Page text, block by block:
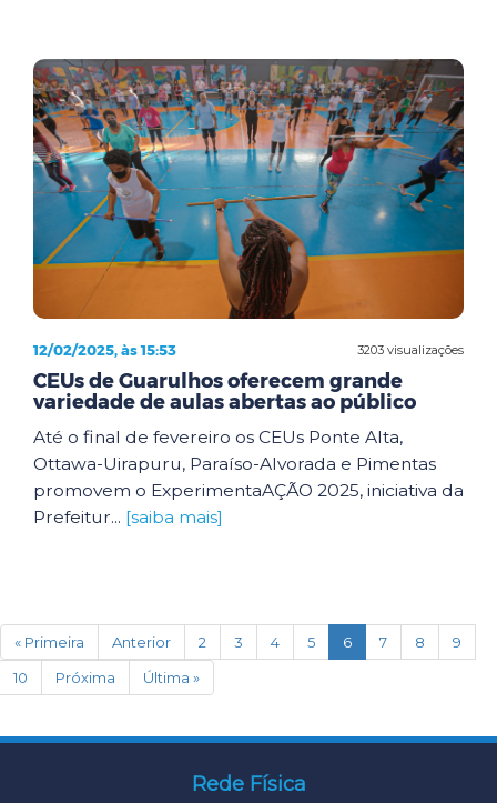
3203 visualizações
12/02/2025, às 15:53
CEUs de Guarulhos oferecem grande
variedade de aulas abertas ao público
Até o final de fevereiro os CEUs Ponte Alta,
Ottawa-Uirapuru, Paraíso-Alvorada e Pimentas
promovem o ExperimentaAÇÃO 2025, iniciativa da
Prefeitur... [saiba mais]
« Primeira Anterior 2 3 4 5 6(current)
7 8
9
10
Próxima Última »
Rede Física